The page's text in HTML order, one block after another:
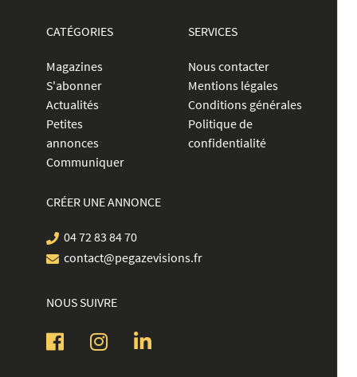
CATÉGORIES
Magazines
S'abonner
Actualités
Petites
annonces
Communiquer
SERVICES
Nous contacter
Mentions légales
Conditions générales
Politique de
confidentialité
CRÉER UNE ANNONCE
04 72 83 84 70
contact@pegazevisions.fr
NOUS SUIVRE